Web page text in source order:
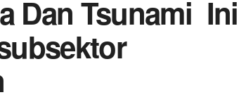
Dan Tsunami Ini